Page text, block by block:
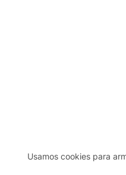
Usamos cookies para